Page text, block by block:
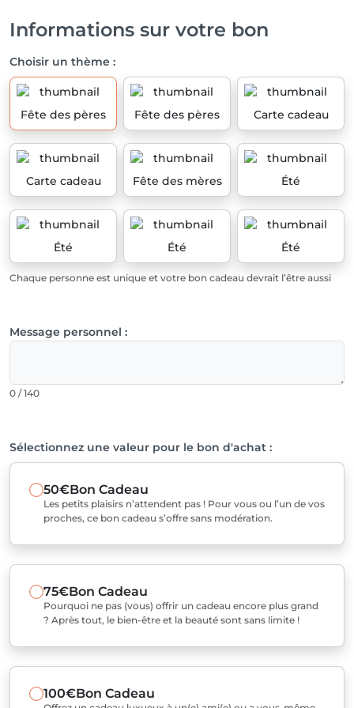
Informations sur votre bon
Choisir un thème :
Fête des pères Fête des pères Carte cadeau
Carte cadeau Fête des mères Été
Été Été Été
Chaque personne est unique et votre bon cadeau devrait l’être aussi
Message personnel :
0 / 140
Sélectionnez une valeur pour le bon d'achat :
50€Bon Cadeau
Les petits plaisirs n’attendent pas ! Pour vous ou l’un de vos
proches, ce bon cadeau s’offre sans modération.
75€Bon Cadeau
Pourquoi ne pas (vous) offrir un cadeau encore plus grand
? Après tout, le bien-être et la beauté sont sans limite !
100€Bon Cadeau